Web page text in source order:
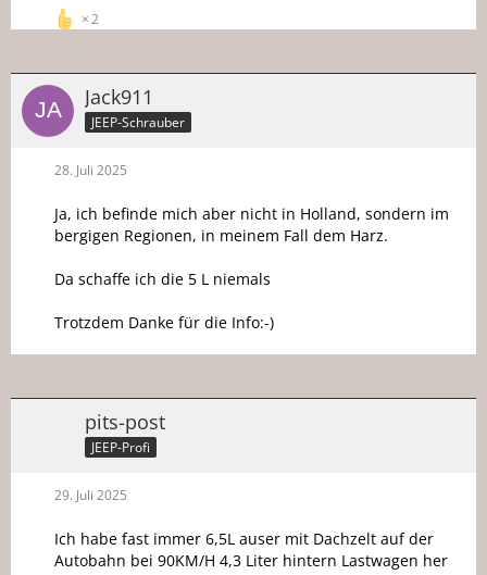
2
Jack911
JEEP-Schrauber
28. Juli 2025
Ja, ich befinde mich aber nicht in Holland, sondern im
bergigen Regionen, in meinem Fall dem Harz.
Da schaffe ich die 5 L niemals
Trotzdem Danke für die Info:-)
pits-post
JEEP-Profi
29. Juli 2025
Ich habe fast immer 6,5L auser mit Dachzelt auf der
Autobahn bei 90KM/H 4,3 Liter hintern Lastwagen her